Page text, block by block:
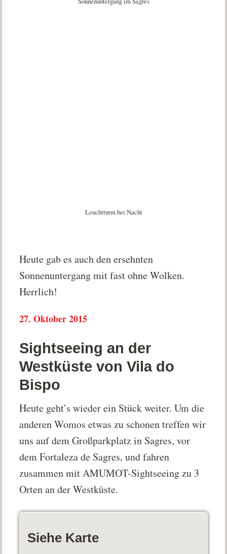
Leuchtturm bei Nacht
Heute gab es auch den ersehnten
Sonnenuntergang mit fast ohne Wolken.
Herrlich!
27. Oktober 2015
Sightseeing an der
Westküste von Vila do
Bispo
Heute geht’s wieder ein Stück weiter. Um die
anderen Womos etwas zu schonen treffen wir
uns auf dem Großparkplatz in Sagres, vor
dem Fortaleza de Sagres, und fahren
zusammen mit AMUMOT-Sightseeing zu 3
Orten an der Westküste.
Siehe Karte